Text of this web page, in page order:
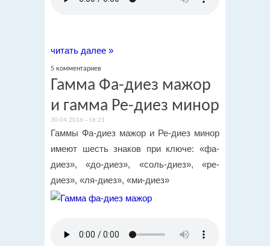
читать далее »
5 комментариев
Гамма Фа-диез мажор
и гамма Ре-диез минор
30.04.2016 – 16:21
Гаммы Фа-диез мажор и Ре-диез минор
имеют шесть знаков при ключе: «фа-
диез», «до-диез», «соль-диез», «ре-
диез», «ля-диез», «ми-диез»